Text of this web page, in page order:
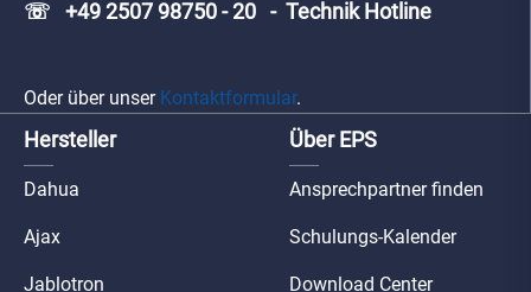
☏ +49 2507 98750 - 20 - Technik Hotline
Oder über unser Kontaktformular.
Hersteller
Dahua
Ajax
Jablotron
Über EPS
Ansprechpartner finden
Schulungs-Kalender
Download Center